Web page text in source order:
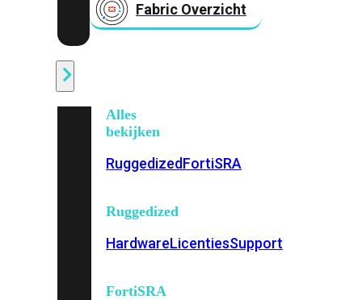
Fabric Overzicht
Alles
bekijken
RuggedizedFortiSRA
Ruggedized
HardwareLicentiesSupport
FortiSRA